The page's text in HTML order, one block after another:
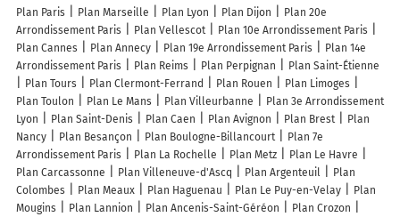
Plan Paris Plan Marseille Plan Lyon Plan Dijon
Plan 20e
Arrondissement Paris
Plan Vellescot
Plan 10e Arrondissement Paris
Plan Cannes
Plan Annecy Plan 19e Arrondissement Paris
Plan 14e
Arrondissement Paris
Plan Reims Plan Perpignan
Plan Saint-Étienne
Plan Tours
Plan Clermont-Ferrand Plan Rouen
Plan Limoges
Plan Toulon
Plan Le Mans Plan Villeurbanne
Plan 3e Arrondissement
Lyon
Plan Saint-Denis Plan Caen Plan Avignon Plan Brest
Plan
Nancy
Plan Besançon Plan Boulogne-Billancourt
Plan 7e
Arrondissement Paris
Plan La Rochelle Plan Metz
Plan Le Havre
Plan Carcassonne
Plan Villeneuve-d'Ascq Plan Argenteuil
Plan
Colombes
Plan Meaux Plan Haguenau Plan Le Puy-en-Velay
Plan
Mougins
Plan Lannion Plan Ancenis-Saint-Géréon Plan Crozon